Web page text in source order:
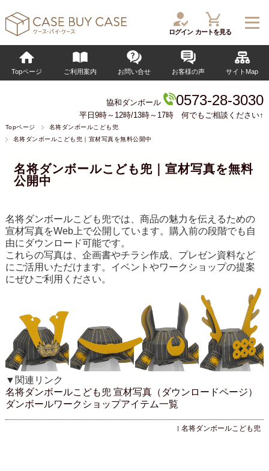
ログイン カートを見る
Topページ ご利用案内 お問い合せ お客様の声 サイトMap
協和ダンボール 0573-28-3030
平日9時～12時/13時～17時 何でもご相談ください↑
Topページ
名将ダンボールこども兜
名将ダンボールこども兜｜宣材写真を無料公開中
名将ダンボールこども兜｜宣材写真を無料
公開中
名将ダンボールこども兜では、商品の魅力を伝えるための
宣材写真をWeb上で公開しています。購入前の段階でも自
由にダウンロード可能です。
これらの写真は、企画書やチラシ作成、プレゼン資料など
にご活用いただけます。イベントやワークショップの提案
にぜひご利用ください。
▼関連リンク
名将ダンボールこども兜 宣材写真（ダウンロードページ）
ダンボールワークショップアイテム一覧
名将ダンボールこども兜